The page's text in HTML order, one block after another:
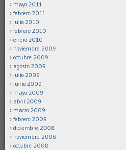
mayo 2011
febrero 2011
julio 2010
febrero 2010
enero 2010
noviembre 2009
octubre 2009
agosto 2009
julio 2009
junio 2009
mayo 2009
abril 2009
marzo 2009
febrero 2009
diciembre 2008
noviembre 2008
octubre 2008